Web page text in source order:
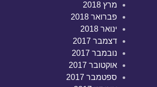
מרץ 2018
פברואר 2018
ינואר 2018
דצמבר 2017
נובמבר 2017
אוקטובר 2017
ספטמבר 2017